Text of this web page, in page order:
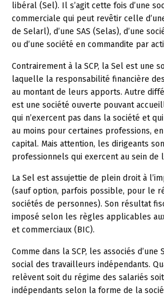
libéral (Sel). Il s’agit cette fois d’une
commerciale qui peut revêtir celle
de Selarl), d’une SAS (Selas), d’une
ou d’une société en commandite par
Contrairement à la SCP, la Sel est une
laquelle la responsabilité financière
au montant de leurs apports. Autre
est une société ouverte pouvant
qui n’exercent pas dans la société et
au moins pour certaines professions,
capital. Mais attention, les dirigeants
professionnels qui exercent au sein de
La Sel est assujettie de plein droit à
(sauf option, parfois possible, pour le
sociétés de personnes). Son résultat
imposé selon les règles applicables
et commerciaux (BIC).
Comme dans la SCP, les associés
social des travailleurs indépendants.
relèvent soit du régime des salariés
indépendants selon la forme de la